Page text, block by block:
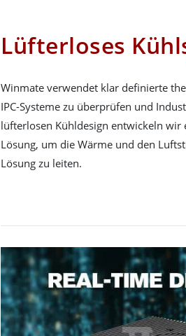
Lüfterloses
Winmate verwendet klar definierte
IPC-Systeme zu überprüfen und
lüfterlosen Kühldesign entwickeln
Lösung, um die Wärme und den
Lösung zu leiten.